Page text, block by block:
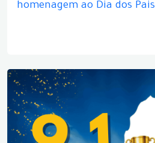
homenagem ao Dia dos Pais